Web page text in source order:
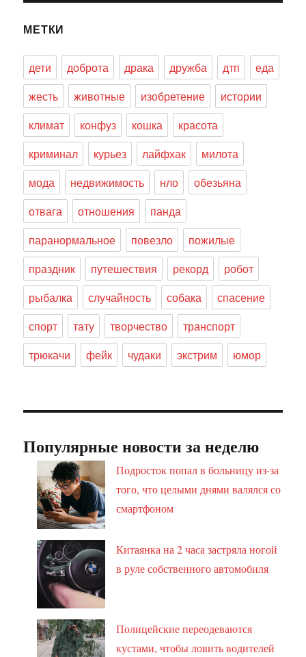
МЕТКИ
дети доброта драка дружба дтп
еда
жесть
животные изобретение
истории
климат
конфуз кошка
красота
криминал
курьез лайфхак
милота
мода
недвижимость нло
обезьяна
отвага
отношения
панда
паранормальное
повезло
пожилые
праздник
путешествия рекорд
робот
рыбалка
случайность собака
спасение
спорт
тату творчество
транспорт
трюкачи
фейк чудаки экстрим юмор
Популярные новости за неделю
Подросток попал в больницу из-за
того, что целыми днями валялся со
смартфоном
Китаянка на 2 часа застряла ногой
в руле собственного автомобиля
Полицейские переодеваются
кустами, чтобы ловить водителей